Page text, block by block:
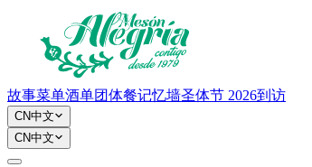
故事菜单酒单团体餐记忆墙圣体节 2026到访
CN中文
CN中文